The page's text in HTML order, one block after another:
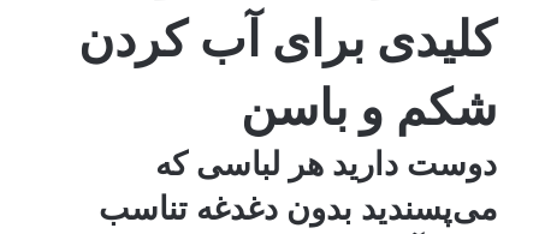
کلیدی برای آب کردن
شکم و باسن
دوست دارید هر لباسی که
می‌پسندید بدون دغدغه تناسب